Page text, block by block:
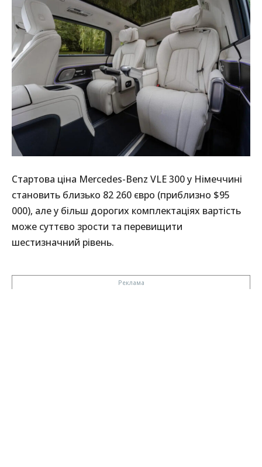
Стартова ціна Mercedes-Benz VLE 300 у Німеччині
становить близько 82 260 євро (приблизно $95
000), але у більш дорогих комплектаціях вартість
може суттєво зрости та перевищити
шестизначний рівень.